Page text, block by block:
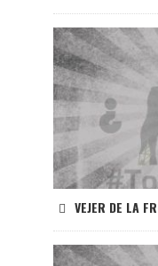
VEJER DE LA